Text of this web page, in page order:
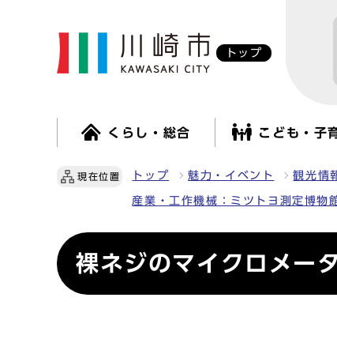
トップ
くらし・総合 こども・子
現在位置 トップ 魅力・イベント 観光情
産業・工作機械：ミツトヨ測定博物
裸ネジのマイクロメー